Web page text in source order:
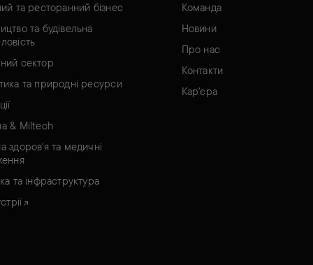
та ресторанний бізнес
та будівельна
сектор
та природні ресурси
& Miltech
здоров'я та медичні
та інфраструктура
Команда
Новини
Про нас
Контакти
Кар'єра